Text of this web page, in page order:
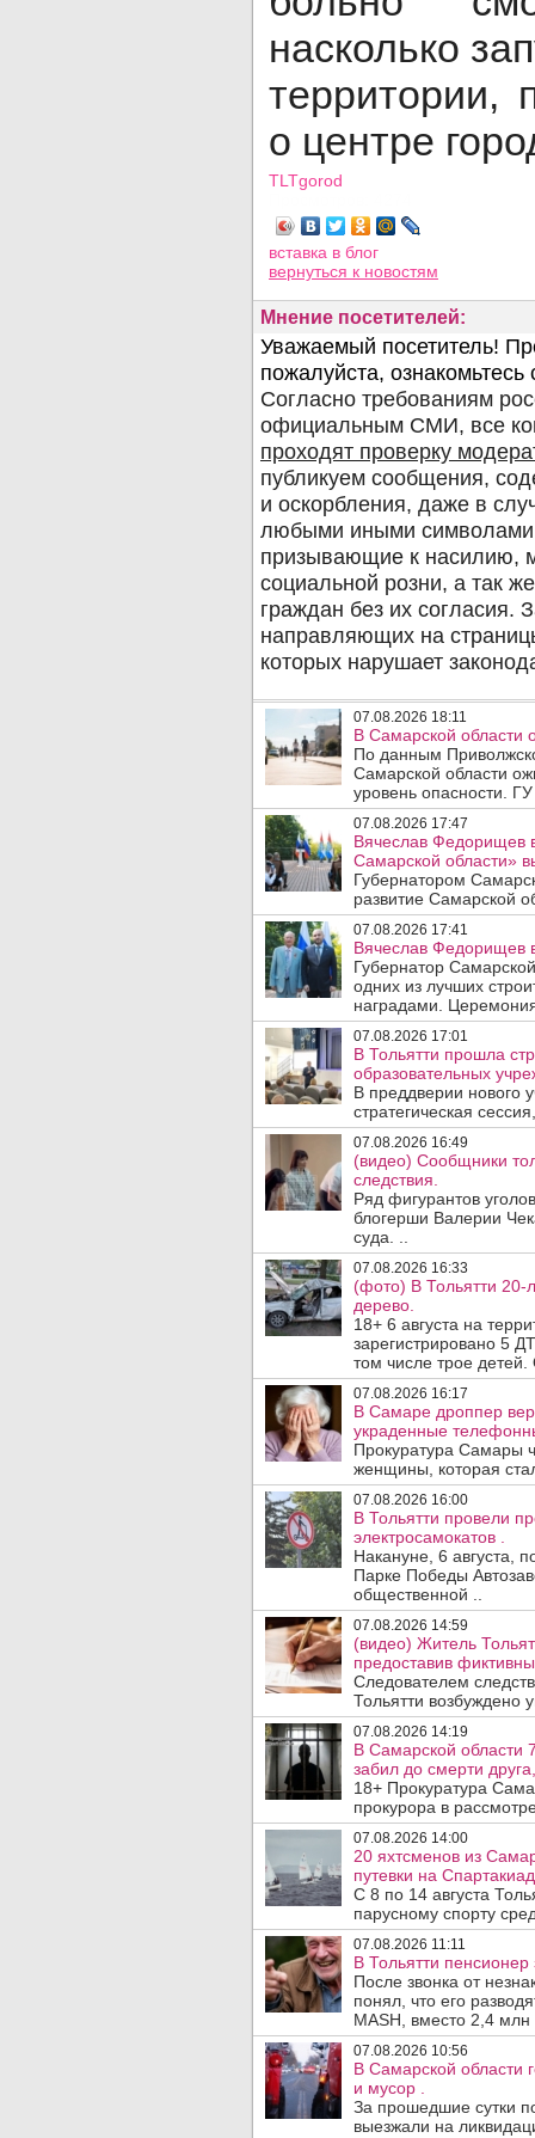
насколько
территории,
о центре
TLTgorod
вставка в блог
вернуться к новостям
Мнение посетителей:
07.08.2026 18:11
В Самарской области
По данным
Самарской области
уровень опасности.
07.08.2026 17:47
Вячеслав Федорищев
Самарской области»
Губернатором
развитие Самарской
07.08.2026 17:41
Вячеслав Федорищев
Губернатор
одних из лучших
наградами.
07.08.2026 17:01
В Тольятти прошла
образовательных
В преддверии нового
стратегическая
07.08.2026 16:49
(видео) Сообщники
следствия.
Ряд фигурантов
блогерши Валерии
суда. ..
07.08.2026 16:33
(фото) В Тольятти 20-
дерево.
18+ 6 августа на
зарегистрировано 5
том числе трое
07.08.2026 16:17
В Самаре дроппер
украденные
Прокуратура Самары
женщины, которая
07.08.2026 16:00
В Тольятти провели
электросамокатов .
Накануне, 6 августа,
Парке Победы
общественной ..
07.08.2026 14:59
(видео) Житель
предоставив
Следователем
Тольятти возбуждено
07.08.2026 14:19
В Самарской области
забил до смерти
18+ Прокуратура
прокурора в
07.08.2026 14:00
20 яхтсменов из
путевки на
С 8 по 14 августа
парусному спорту
07.08.2026 11:11
В Тольятти
После звонка от
понял, что его
MASH, вместо 2,4 млн
07.08.2026 10:56
В Самарской области
и мусор .
За прошедшие сутки
выезжали на